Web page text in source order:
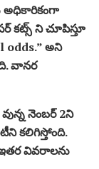
అధికారికంగా
కట్స్ ని చూపిస్తూ
odds.” అని
వానర
నెంబర్ 2ని
కలిగిస్తోంది.
ఇతర వివరాలను